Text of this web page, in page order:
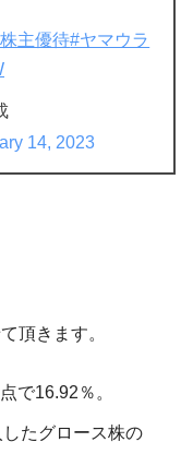
主優待#ヤマウラ
14, 2023
頂きます。
で16.92％。
たグロース株の